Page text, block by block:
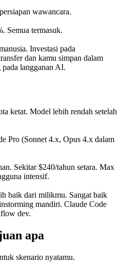
wawancara.
Semua termasuk.
Investasi pada
dan kamu simpan dalam
langganan AI.
ketat. Model lebih rendah setelah
Pro (Sonnet 4.x, Opus 4.x dalam
Sekitar $240/tahun setara. Max
intensif.
baik dari milikmu. Sangat baik
mandiri. Claude Code
dev.
apa
skenario nyatamu.